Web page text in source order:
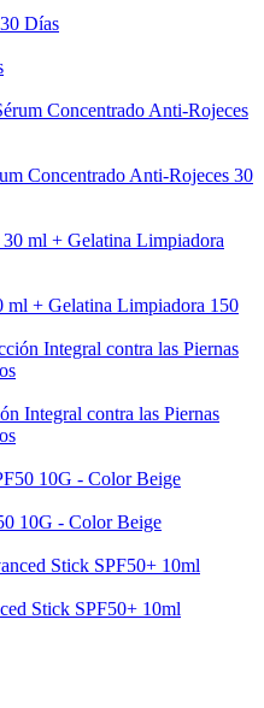
Concentrado Anti-Rojeces 30
ml + Gelatina Limpiadora 150
Integral contra las Piernas
10G - Color Beige
Stick SPF50+ 10ml